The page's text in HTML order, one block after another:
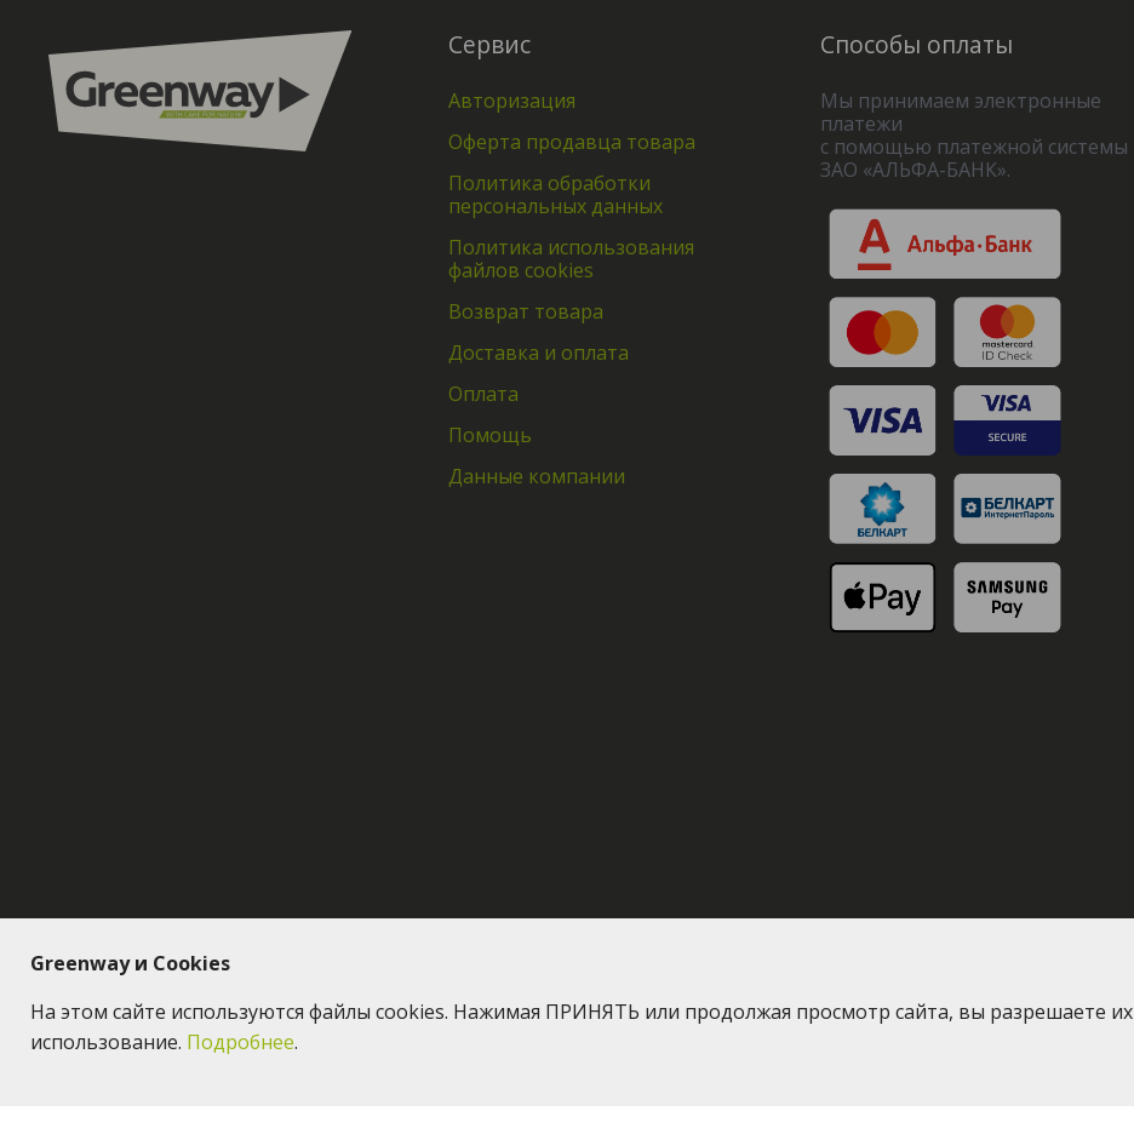
Greenway и Cookies
На этом сайте используются файлы cookies. Нажимая ПРИНЯТЬ или продолжая просмотр сайта, вы разрешаете их
использование. Подробнее.
Сервис
Авторизация
Оферта продавца товара
Политика обработки
персональных данных
Политика использования
файлов cookies
Возврат товара
Доставка и оплата
Оплата
Помощь
Данные компании
Способы оплаты
Мы принимаем электронные
платежи
с помощью платежной системы
ЗАО «АЛЬФА-БАНК».